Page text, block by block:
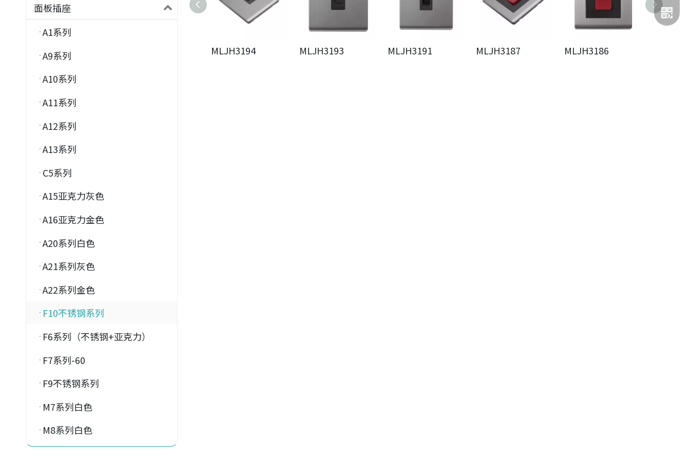
面板插座
A1系列
A9系列
A10系列
A11系列
A12系列
A13系列
C5系列
A15亚克力灰色
A16亚克力金色
A20系列白色
A21系列灰色
A22系列金色
F10不锈钢系列
F6系列（不锈钢+亚克力）
F7系列-60
F9不锈钢系列
M7系列白色
M8系列白色
MLJH3194 MLJH3193 MLJH3191 MLJH3187 MLJH3186